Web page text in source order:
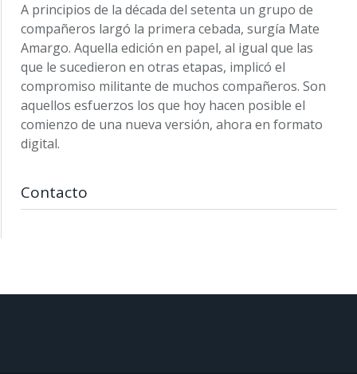
A principios de la década del setenta un grupo de
compañeros largó la primera cebada, surgía Mate
Amargo. Aquella edición en papel, al igual que las
que le sucedieron en otras etapas, implicó el
compromiso militante de muchos compañeros. Son
aquellos esfuerzos los que hoy hacen posible el
comienzo de una nueva versión, ahora en formato
digital.
Contacto